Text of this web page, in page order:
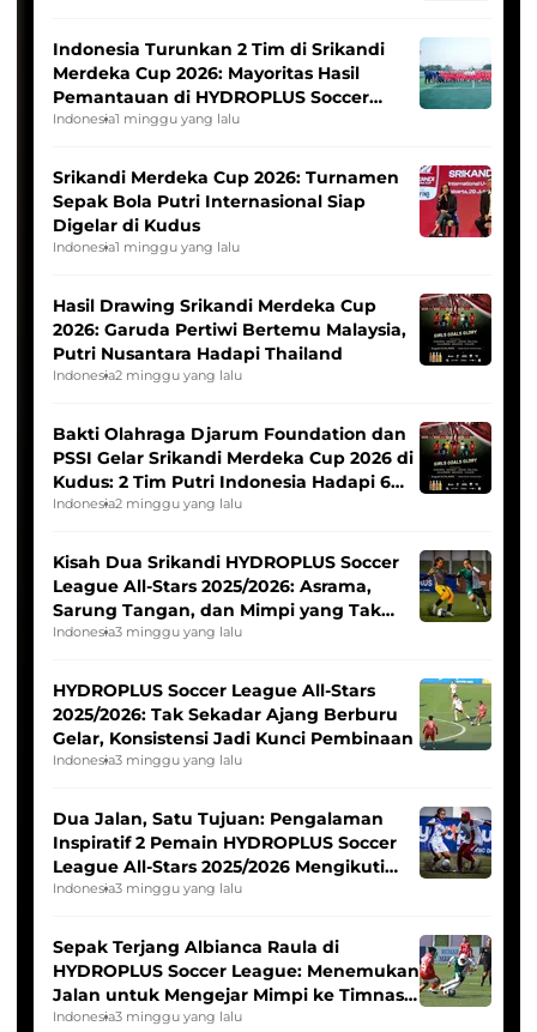
Indonesia Turunkan 2 Tim di Srikandi
Merdeka Cup 2026: Mayoritas Hasil
Pemantauan di HYDROPLUS Soccer
League
Indonesia1 minggu yang lalu
Srikandi Merdeka Cup 2026: Turnamen
Sepak Bola Putri Internasional Siap
Digelar di Kudus
Indonesia1 minggu yang lalu
Hasil Drawing Srikandi Merdeka Cup
2026: Garuda Pertiwi Bertemu Malaysia,
Putri Nusantara Hadapi Thailand
Indonesia2 minggu yang lalu
Bakti Olahraga Djarum Foundation dan
PSSI Gelar Srikandi Merdeka Cup 2026 di
Kudus: 2 Tim Putri Indonesia Hadapi 6
Tim Asia
Indonesia2 minggu yang lalu
Kisah Dua Srikandi HYDROPLUS Soccer
League All-Stars 2025/2026: Asrama,
Sarung Tangan, dan Mimpi yang Tak
Pernah Padam
Indonesia3 minggu yang lalu
HYDROPLUS Soccer League All-Stars
2025/2026: Tak Sekadar Ajang Berburu
Gelar, Konsistensi Jadi Kunci Pembinaan
Indonesia3 minggu yang lalu
Dua Jalan, Satu Tujuan: Pengalaman
Inspiratif 2 Pemain HYDROPLUS Soccer
League All-Stars 2025/2026 Mengikuti
Seleksi Timnas Indonesia Putri
Indonesia3 minggu yang lalu
Sepak Terjang Albianca Raula di
HYDROPLUS Soccer League: Menemukan
Jalan untuk Mengejar Mimpi ke Timnas
Indonesia Putri
Indonesia3 minggu yang lalu